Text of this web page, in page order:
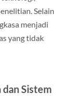
Selain
menjadi
yang tidak
Sistem